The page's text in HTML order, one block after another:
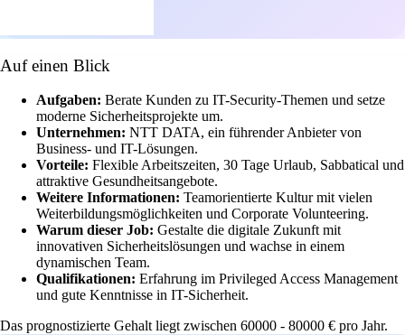
Auf einen Blick
Aufgaben: Berate Kunden zu IT-Security-Themen und setze
moderne Sicherheitsprojekte um.
Unternehmen: NTT DATA, ein führender Anbieter von
Business- und IT-Lösungen.
Vorteile: Flexible Arbeitszeiten, 30 Tage Urlaub, Sabbatical und
attraktive Gesundheitsangebote.
Weitere Informationen: Teamorientierte Kultur mit vielen
Weiterbildungsmöglichkeiten und Corporate Volunteering.
Warum dieser Job: Gestalte die digitale Zukunft mit
innovativen Sicherheitslösungen und wachse in einem
dynamischen Team.
Qualifikationen: Erfahrung im Privileged Access Management
und gute Kenntnisse in IT-Sicherheit.
Das prognostizierte Gehalt liegt zwischen 60000 - 80000 € pro Jahr.